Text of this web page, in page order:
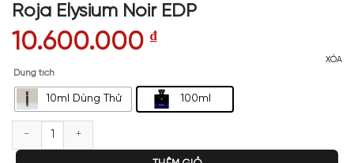
Roja Elysium Noir EDP
10.600.000 ₫
Dung tích
10ml Dùng Thử 100ml
XÓA
Roja Elysium Noir EDP số lượng